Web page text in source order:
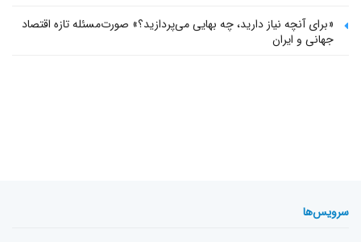
«برای آنچه نیاز دارید، چه بهایی می‌پردازید؟» صورت‌مسئله تازه اقتصاد
جهانی و ایران
سرویس‌ها